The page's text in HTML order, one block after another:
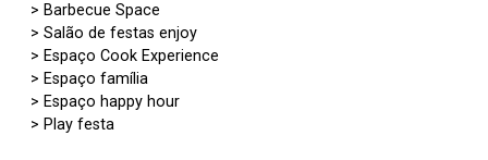
> Barbecue Space
> Salão de festas enjoy
> Espaço Cook Experience
> Espaço família
> Espaço happy hour
> Play festa